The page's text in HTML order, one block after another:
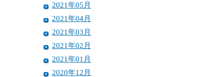
2021年05月
2021年04月
2021年03月
2021年02月
2021年01月
2020年12月